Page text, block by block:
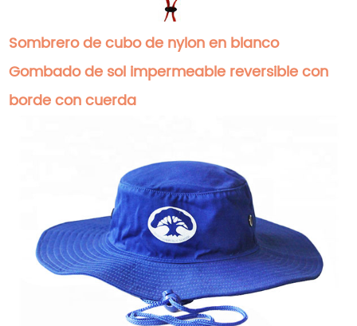
Sombrero de cubo de nylon en blanco
Gombado de sol impermeable reversible con
borde con cuerda